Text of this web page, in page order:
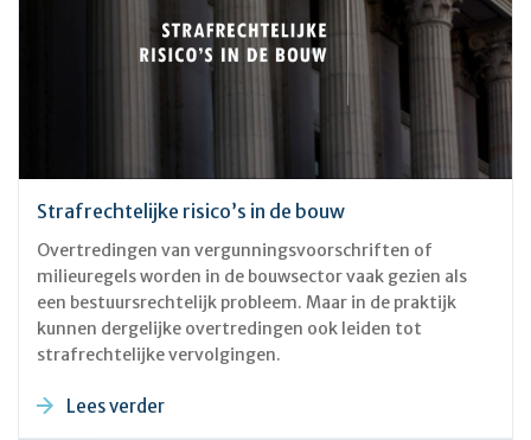
Strafrechtelijke risico’s in de bouw
Overtredingen van vergunningsvoorschriften of
milieuregels worden in de bouwsector vaak gezien als
een bestuursrechtelijk probleem. Maar in de praktijk
kunnen dergelijke overtredingen ook leiden tot
strafrechtelijke vervolgingen.
Lees verder